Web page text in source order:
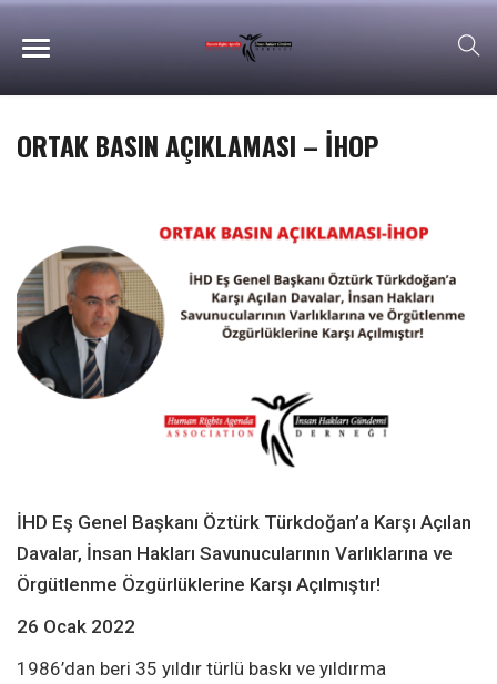
ORTAK BASIN AÇIKLAMASI – İHOP
İHD Eş Genel Başkanı Öztürk Türkdoğan’a Karşı Açılan
Davalar, İnsan Hakları Savunucularının Varlıklarına ve
Örgütlenme Özgürlüklerine Karşı Açılmıştır!
26 Ocak 2022
1986’dan beri 35 yıldır türlü baskı ve yıldırma